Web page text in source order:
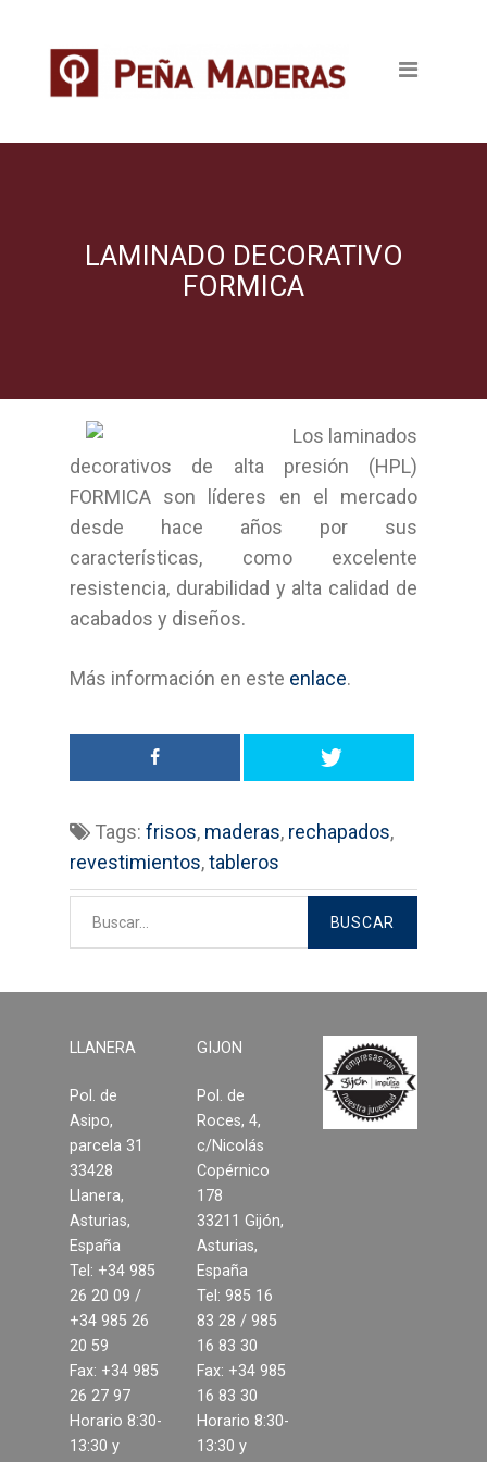
Productos
Tableros
Pavimentos
Ventanas
Bricolage
Cocinas
Sistemas Grass
Armarios empotrados
Cabinas Sanitarias
Formica
Outlet
Servicios
Aplicaciones
Suelos laminados
Soluciones en tableros
Decoración del hogar
Madera para exterior y
jardinería
Estructuras y cubiertas
Compromiso
Medio Ambiente
Calidad
Desarrollo sostenible
LAMINADO DECORATIVO
FORMICA
Los laminados
decorativos de alta presión (HPL)
FORMICA son líderes en el mercado
desde hace años por sus
características, como excelente
resistencia, durabilidad y alta calidad de
acabados y diseños.
Más información en este enlace.
Tags: frisos, maderas, rechapados,
revestimientos,tableros
LLANERA
Pol. de
Asipo,
parcela 31
33428
Llanera,
Asturias,
España
Tel: +34 985
26 20 09 /
+34 985 26
20 59
Fax: +34 985
26 27 97
Horario 8:30-
13:30 y
GIJON
Pol. de
Roces, 4,
c/Nicolás
Copérnico
178
33211 Gijón,
Asturias,
España
Tel: 985 16
83 28 / 985
16 83 30
Fax: +34 985
16 83 30
Horario 8:30-
13:30 y